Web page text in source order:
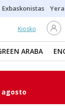
Exbaskonistas
Kiosko
ARABA
agosto